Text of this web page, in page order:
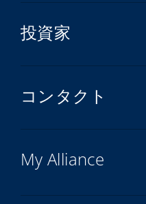
投資家
コンタクト
My Alliance